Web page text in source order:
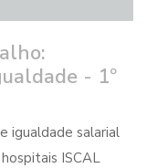
- 1º
igualdade salarial
ISCAL